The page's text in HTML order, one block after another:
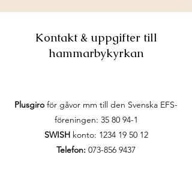
Kontakt & uppgifter till
hammarbykyrkan
Plusgiro för gåvor mm till den Svenska EFS-
föreningen: 35 80 94-1
SWISHkonto: 1234 19 50 12
Telefon: 073-856 9437